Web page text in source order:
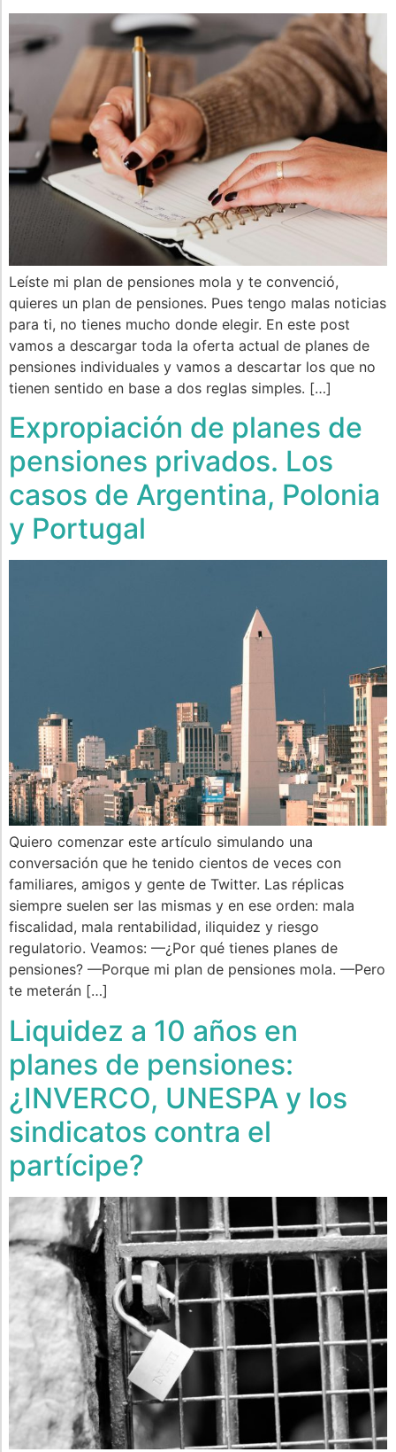
Leíste mi plan de pensiones mola y te convenció,
quieres un plan de pensiones. Pues tengo malas noticias
para ti, no tienes mucho donde elegir. En este post
vamos a descargar toda la oferta actual de planes de
pensiones individuales y vamos a descartar los que no
tienen sentido en base a dos reglas simples. […]
Expropiación de planes de
pensiones privados. Los
casos de Argentina, Polonia
y Portugal
Quiero comenzar este artículo simulando una
conversación que he tenido cientos de veces con
familiares, amigos y gente de Twitter. Las réplicas
siempre suelen ser las mismas y en ese orden: mala
fiscalidad, mala rentabilidad, iliquidez y riesgo
regulatorio. Veamos: —¿Por qué tienes planes de
pensiones? —Porque mi plan de pensiones mola. —Pero
te meterán […]
Liquidez a 10 años en
planes de pensiones:
¿INVERCO, UNESPA y los
sindicatos contra el
partícipe?